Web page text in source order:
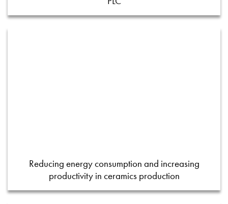
Reducing energy consumption and increasing
productivity in ceramics production